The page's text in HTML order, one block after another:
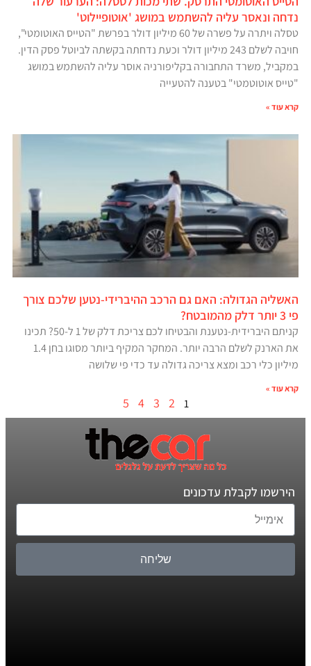
נדחה ונאסר עליה להשתמש במושג 'אוטופיילוט'
טסלה ויתרה על פשרה של 60 מיליון דולר בפרשת "הטייס האוטומטי",
חויבה לשלם 243 מיליון דולר וכעת נדחתה בקשתה לביוטל פסק הדין.
במקביל, משרד התחבורה בקליפורניה אוסר עליה להשתמש במושג
"טייס אוטוטמטי" בטענה להטעייה
קרא עוד »
האשליה הגדולה: האם גם הרכב ההיברידי-נטען שלכם צורך
פי 3 יותר דלק מהמובטח?
קניתם היברידית-נטענת והבטיחו לכם צריכת דלק של 1 ל-50? תכינו
את הארנק לשלם הרבה יותר. המחקר המקיף ביותר מסוגו בחן 1.4
מיליון כלי רכב ומצא צריכה גדולה עד כדי פי שלושה
קרא עוד »
1
2
3
4
5
הירשמו לקבלת עדכונים
שליחה